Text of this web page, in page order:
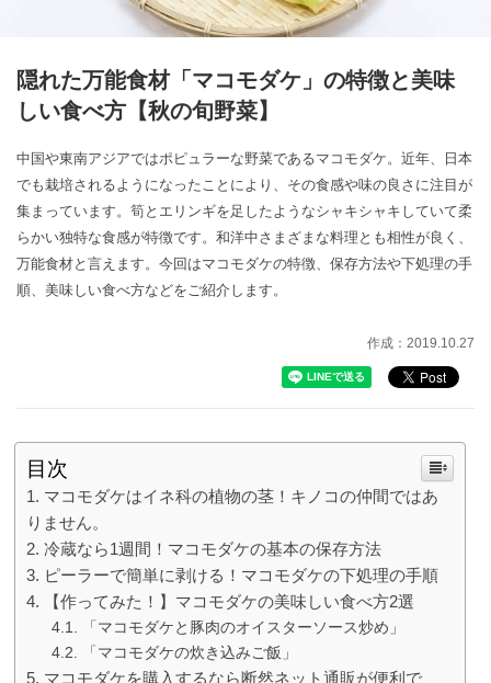
隠れた万能食材「マコモダケ」の特徴と美味
しい食べ方【秋の旬野菜】
中国や東南アジアではポピュラーな野菜であるマコモダケ。近年、日本
でも栽培されるようになったことにより、その食感や味の良さに注目が
集まっています。筍とエリンギを足したようなシャキシャキしていて柔
らかい独特な食感が特徴です。和洋中さまざまな料理とも相性が良く、
万能食材と言えます。今回はマコモダケの特徴、保存方法や下処理の手
順、美味しい食べ方などをご紹介します。
作成：2019.10.27
目次
マコモダケはイネ科の植物の茎！キノコの仲間ではあ
りません。
冷蔵なら1週間！マコモダケの基本の保存方法
ピーラーで簡単に剥ける！マコモダケの下処理の手順
【作ってみた！】マコモダケの美味しい食べ方2選
「マコモダケと豚肉のオイスターソース炒め」
「マコモダケの炊き込みご飯」
マコモダケを購入するなら断然ネット通販が便利で